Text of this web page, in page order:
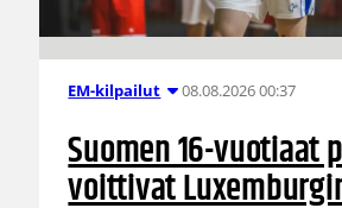
EM-kilpailut 08.08.2026 00:37
Suomen 16-vuotiaat
voittivat